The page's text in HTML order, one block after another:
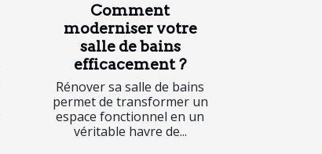
Comment
moderniser votre
salle de bains
efficacement ?
Rénover sa salle de bains
permet de transformer un
espace fonctionnel en un
véritable havre de...